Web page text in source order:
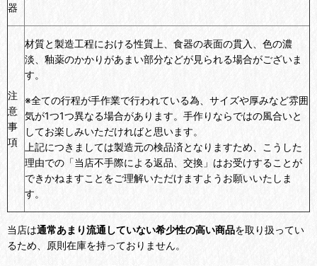
器
注
意
事
項
材質と製造工程における性質上、食器の表面の貫入、色の濃
淡、釉薬のかかりがあまい部分などが見られる場合がございま
す。
※全ての行程が手作業で行われている為、サイズや厚みなど雰囲
気が1つ1つ異なる場合があります。手作りならではの風合いと
してお楽しみいただければと思います。
上記につきましては製造元の検品済となりますため、こうした
理由での「当店不手際による返品、交換」はお受けすることが
できかねますことをご理解いただけますようお願いいたしま
す。
当店は通常あまり流通していない希少性の高い商品を取り扱ってい
るため、原則在庫を持っておりません。